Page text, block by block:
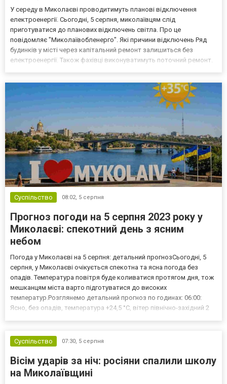
У середу в Миколаєві проводитимуть планові відключення
електроенергії. Сьогодні, 5 серпня, миколаївцям слід
приготуватися до планових відключень світла. Про це
повідомляє "Миколаївобленерго". Які причини відключень Ряд
будинків у місті через капітальний ремонт залишиться без
електроенергії. Також фахівці виконуватимуть поточний ремонт.
Суспільство 08:02, 5 серпня
Прогноз погоди на 5 серпня 2023 року у
Миколаєві: спекотний день з ясним
небом
Погода у Миколаєві на 5 серпня: детальний прогнозСьогодні, 5
серпня, у Миколаєві очікується спекотна та ясна погода без
опадів. Температура повітря буде коливатися протягом дня, тож
мешканцям міста варто підготуватися до високих
температур.Розглянемо детальний прогноз по годинах: 06:00:
Ясно, без опадів, температура +24,5 °С, вітер північно-західний 2
Суспільство
07:30, 5 серпня
Вісім ударів за ніч: росіяни спалили школу
на Миколаївщині